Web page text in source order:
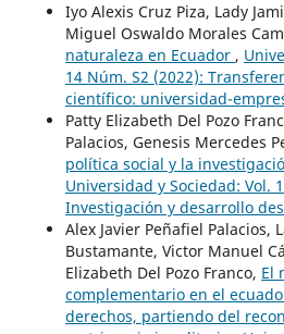
Iyo Alexis Cruz Piza, Lady
Miguel Oswaldo Morales
naturaleza en Ecuador ,
14 Núm. S2 (2022):
científico: universidad-
Patty Elizabeth Del Pozo
Palacios, Genesis Mercedes
política social y la
Universidad y Sociedad: Vol.
Investigación y desarrollo
Alex Javier Peñafiel Palacios,
Bustamante, Victor Manuel
Elizabeth Del Pozo Franco, El
complementario en el
derechos, partiendo del